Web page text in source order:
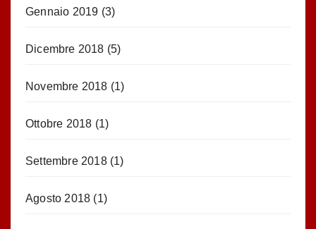
Gennaio 2019 (3)
Dicembre 2018 (5)
Novembre 2018 (1)
Ottobre 2018 (1)
Settembre 2018(1)
Agosto 2018 (1)